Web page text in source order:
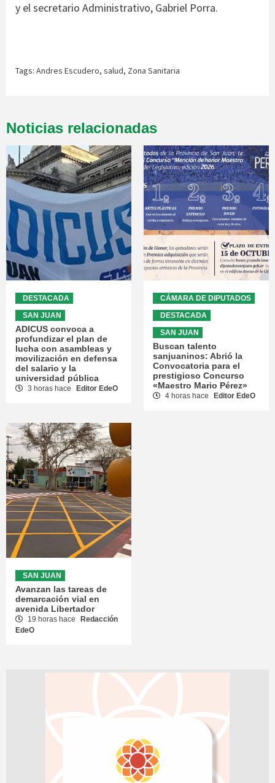
y el secretario Administrativo, Gabriel Porra.
Tags: Andres Escudero, salud, Zona Sanitaria
Noticias relacionadas
DESTACADA
SAN JUAN
ADICUS convoca a
profundizar el plan de
lucha con asambleas y
movilización en defensa
del salario y la
universidad pública
3 horas hace Editor EdeO
CÁMARA DE DIPUTADOS
DESTACADA
SAN JUAN
Buscan talento
sanjuaninos: Abrió la
Convocatoria para el
prestigioso Concurso
«Maestro Mario Pérez»
4 horas hace Editor EdeO
SAN JUAN
Avanzan las tareas de
demarcación vial en
avenida Libertador
19 horas hace
Redacción
EdeO